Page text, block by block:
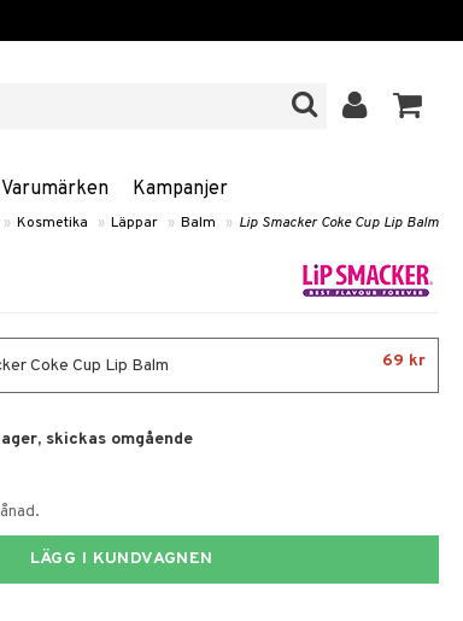
Varumärken Kampanjer
» Kosmetika » Läppar » Balm » Lip Smacker Coke Cup Lip Balm
Coke Cup Lip Balm 69 kr
skickas omgående
LÄGG I KUNDVAGNEN